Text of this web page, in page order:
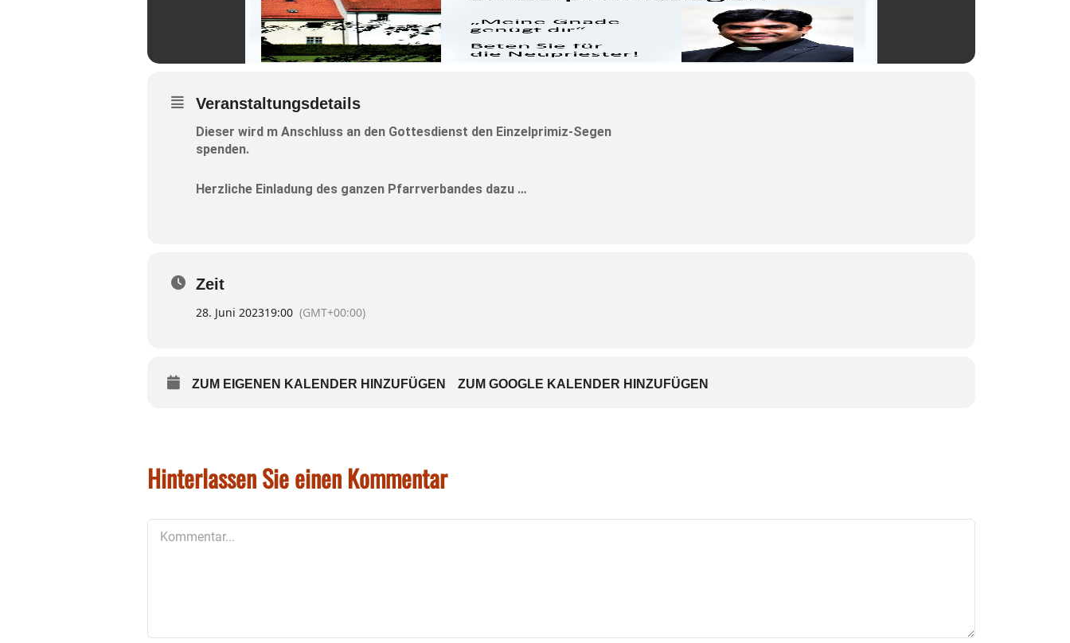
Veranstaltungsdetails
Dieser wird m Anschluss an den Gottesdienst den Einzelprimiz-Segen
spenden.
Herzliche Einladung des ganzen Pfarrverbandes dazu …
Zeit
28. Juni 202319:00 (GMT+00:00)
ZUM EIGENEN KALENDER HINZUFÜGEN ZUM GOOGLE KALENDER HINZUFÜGEN
Hinterlassen Sie einen Kommentar